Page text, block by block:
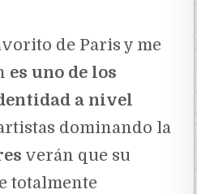
de Paris y me
es uno de los
a nivel
dominando la
verán que su
totalmente